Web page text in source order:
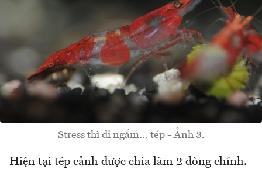
Stress thì đi ngắm… tép - Ảnh 3.
Hiện tại tép cảnh được chia làm 2 dòng chính.